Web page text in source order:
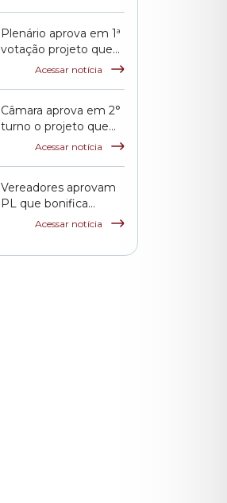
Plenário aprova em 1ª
votação projeto que
propõe reajuste
Acessar notícia
Câmara aprova em 2°
turno o projeto que
reajusta o salário dos
Acessar notícia
Vereadores aprovam
PL que bonifica
funcionários das
Acessar notícia